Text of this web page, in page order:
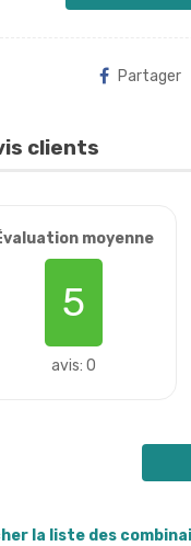
Partager
clients
moyenne
5
avis: 0
la liste des